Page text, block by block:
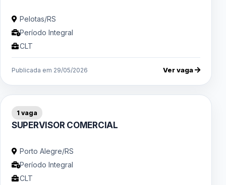
Pelotas/RS
Período Integral
CLT
Publicada em 29/05/2026 Ver vaga
1 vaga
SUPERVISOR COMERCIAL
Porto Alegre/RS
Período Integral
CLT